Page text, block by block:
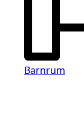
Barnrum